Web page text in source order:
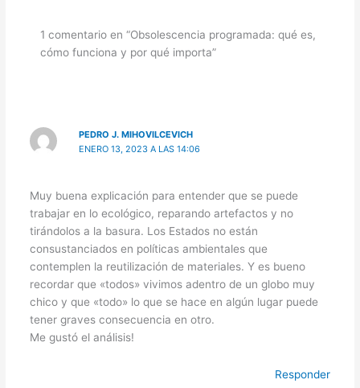
1 comentario en “Obsolescencia programada: qué es,
cómo funciona y por qué importa”
PEDRO J. MIHOVILCEVICH
ENERO 13, 2023 A LAS 14:06
Muy buena explicación para entender que se puede
trabajar en lo ecológico, reparando artefactos y no
tirándolos a la basura. Los Estados no están
consustanciados en políticas ambientales que
contemplen la reutilización de materiales. Y es bueno
recordar que «todos» vivimos adentro de un globo muy
chico y que «todo» lo que se hace en algún lugar puede
tener graves consecuencia en otro.
Me gustó el análisis!
Responder